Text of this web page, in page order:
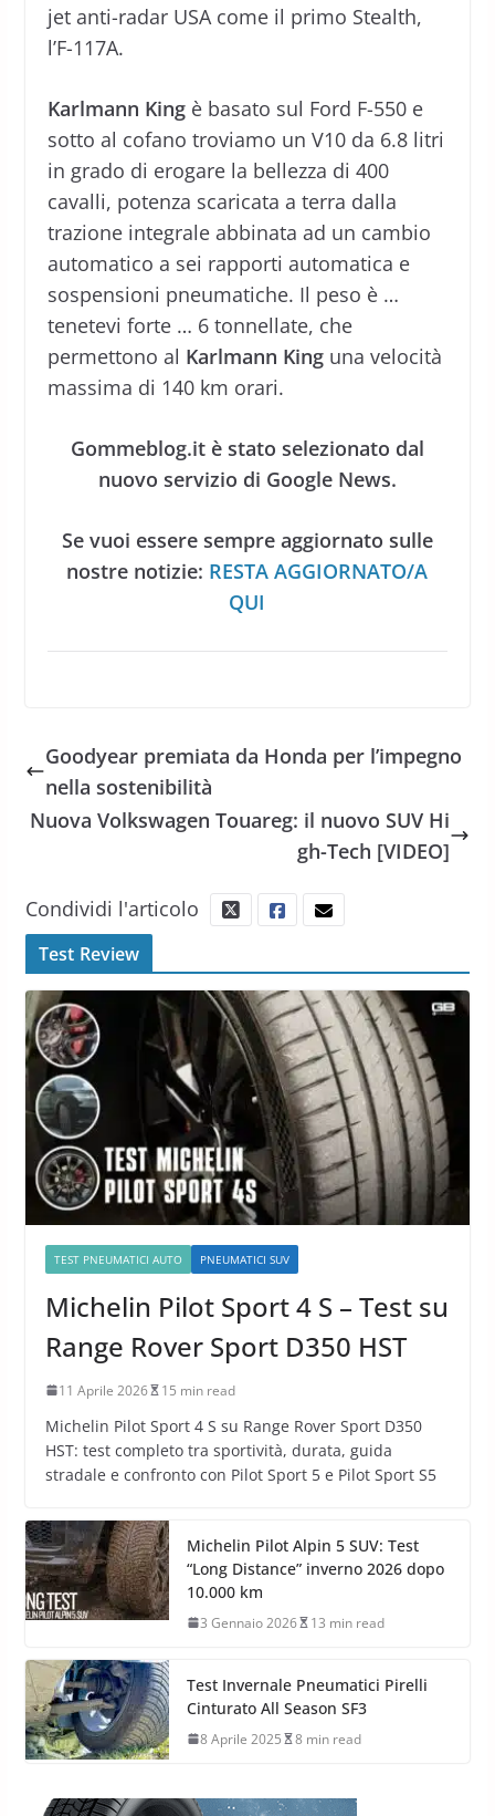
jet anti-radar USA come il primo Stealth,
l’F-117A.
Karlmann Kingè basato sul Ford F-550 e
sotto al cofano troviamo un V10 da 6.8 litri
in grado di erogare la bellezza di 400
cavalli, potenza scaricata a terra dalla
trazione integrale abbinata ad un cambio
automatico a sei rapporti automatica e
sospensioni pneumatiche. Il peso è …
tenetevi forte … 6 tonnellate, che
permettono al Karlmann Kinguna velocità
massima di 140 km orari.
Gommeblog.it è stato selezionato dal
nuovo servizio di Google News.
Se vuoi essere sempre aggiornato sulle
nostre notizie: RESTA AGGIORNATO/A
QUI
Goodyear premiata da Honda per l’impegno
nella sostenibilità
Nuova Volkswagen Touareg: il nuovo SUV Hi
gh-Tech [VIDEO]
Condividi l'articolo
Test Review
TEST PNEUMATICI AUTO PNEUMATICI SUV
Michelin Pilot Sport 4 S – Test su
Range Rover Sport D350 HST
11 Aprile 2026 15 min read
Michelin Pilot Sport 4 S su Range Rover Sport D350
HST: test completo tra sportività, durata, guida
stradale e confronto con Pilot Sport 5 e Pilot Sport S5
Michelin Pilot Alpin 5 SUV: Test
“Long Distance” inverno 2026 dopo
10.000 km
3 Gennaio 2026 13 min read
Test Invernale Pneumatici Pirelli
Cinturato All Season SF3
8 Aprile 2025 8 min read